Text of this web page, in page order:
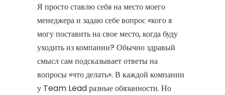
Я просто ставлю себя на место моего
менеджера и задаю себе вопрос «кого я
могу поставить на свое место, когда буду
уходить из компании? Обычно здравый
смысл сам подсказывает ответы на
вопросы «что делать». В каждой компании
у Team Lead разные обязанности. Но